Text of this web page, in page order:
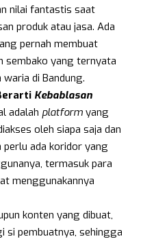
nilai fantastis saat
produk atau jasa. Ada
pernah membuat
sembako yang ternyata
di Bandung.
Kebablasan
adalah platform yang
oleh siapa saja dan
perlu ada koridor yang
termasuk para
menggunakannya
konten yang dibuat,
si pembuatnya, sehingga